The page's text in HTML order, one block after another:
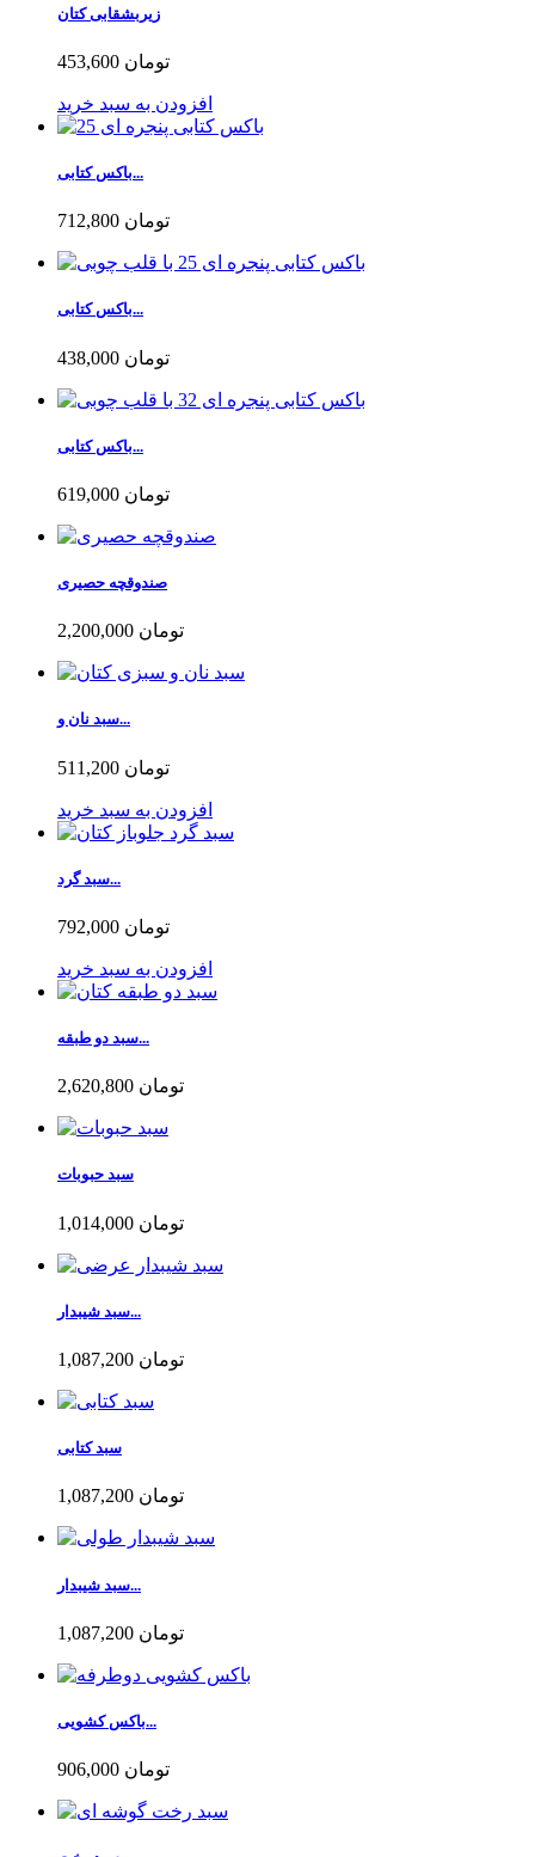
زیربشقابی کتان
453,600 تومان
افزودن به سبد خرید
باکس کتابی...
712,800 تومان
باکس کتابی...
438,000 تومان
باکس کتابی...
619,000 تومان
صندوقچه حصیری
2,200,000 تومان
سبد نان و...
511,200 تومان
افزودن به سبد خرید
سبد گرد...
792,000 تومان
افزودن به سبد خرید
سبد دو طبقه...
2,620,800 تومان
سبد حبوبات
1,014,000 تومان
سبد شیبدار...
1,087,200 تومان
سبد کتابی
1,087,200 تومان
سبد شیبدار...
1,087,200 تومان
باکس کشویی...
906,000 تومان